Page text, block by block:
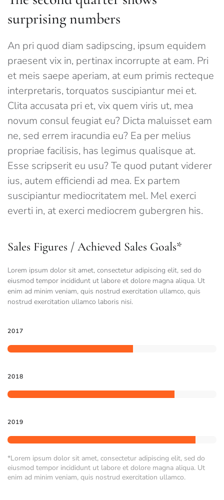
surprising numbers
An pri quod diam sadipscing, ipsum equidem
praesent vix in, pertinax incorrupte at eam. Pri
et meis saepe aperiam, at eum primis recteque
interpretaris, torquatos suscipiantur mei et.
Clita accusata pri et, vix quem viris ut, mea
novum consul feugiat eu? Dicta maluisset eam
ne, sed errem iracundia eu? Ea per melius
propriae facilisis, has legimus qualisque at.
Esse scripserit eu usu? Te quod putant viderer
ius, autem efficiendi ad mea. Ex partem
suscipiantur mediocritatem mel. Mel exerci
everti in, at exerci mediocrem gubergren his.
Sales Figures / Achieved Sales Goals*
Lorem ipsum dolor sit amet, consectetur adipiscing elit, sed do
eiusmod tempor incididunt ut labore et dolore magna aliqua. Ut
enim ad minim veniam, quis nostrud exercitation ullamco, quis
nostrud exercitation ullamco laboris nisi.
2017
2018
2019
*Lorem ipsum dolor sit amet, consectetur adipiscing elit, sed do
eiusmod tempor incididunt ut labore et dolore magna aliqua. Ut
enim ad minim veniam, quis nostrud exercitation ullamco.